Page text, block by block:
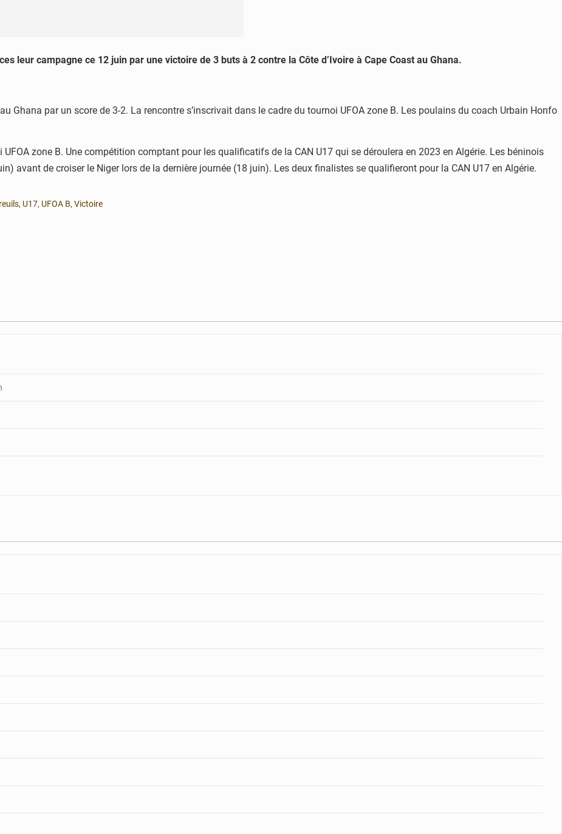
leur campagne ce 12 juin par une victoire de 3 buts à 2 contre la Côte d’Ivoire à Cape Coast au Ghana.
Ghana par un score de 3-2. La rencontre s’inscrivait dans le cadre du tournoi UFOA zone B. Les poulains du coach Urbain Honfo
zone B. Une compétition comptant pour les qualificatifs de la CAN U17 qui se déroulera en 2023 en Algérie. Les béninois
avant de croiser le Niger lors de la dernière journée (18 juin). Les deux finalistes se qualifieront pour la CAN U17 en Algérie.
, U17, UFOA B, Victoire